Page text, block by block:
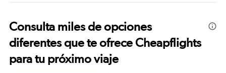
Consulta miles de opciones
diferentes que te ofrece Cheapflights
para tu próximo viaje